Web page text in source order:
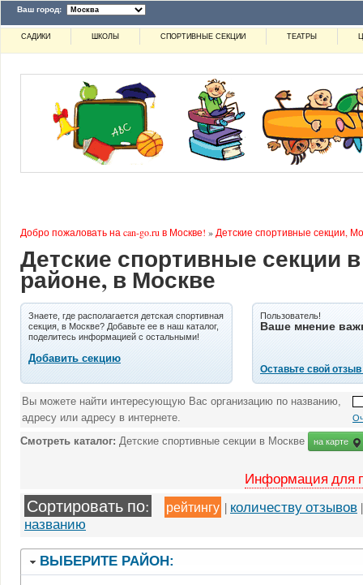
Ваш город:
САДИКИ ШКОЛЫ СПОРТИВНЫЕ СЕКЦИИ ТЕАТРЫ
Добро пожаловать на can-go.ru в Москве! » Детские спортивные секции,
Детские спортивные секции
районе, в Москве
Знаете, где располагается детская спортивная
секция, в Москве? Добавьте ее в наш каталог,
поделитесь информацией с остальными!
Добавить секцию
Пользователь!
Ваше мнение
Оставьте свой
Вы можете найти интересующую Вас организацию по названию,
адресу или адресу в интернете.
Смотреть каталог: Детские спортивные секции в Москве на карте
Информация для
Сортировать по: рейтингу | количеству отзывов
названию
ВЫБЕРИТЕ РАЙОН: